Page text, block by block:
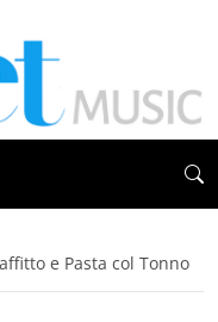
e Pasta col Tonno